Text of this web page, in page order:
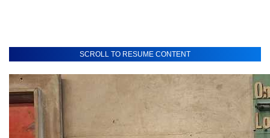
SCROLL TO RESUME CONTENT